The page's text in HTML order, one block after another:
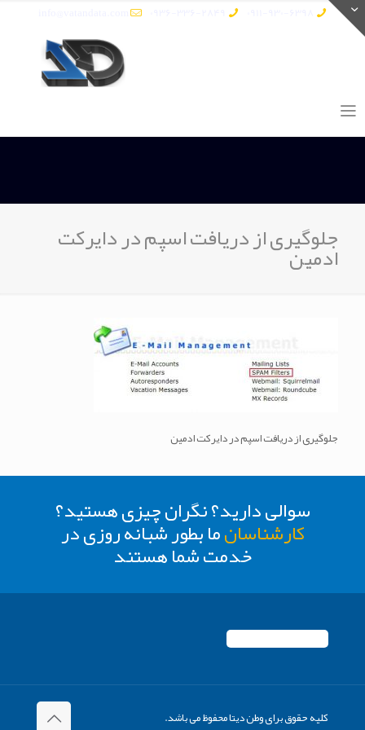
جلوگیری از دریافت اسپم در دایرکت
ادمین
جلوگیری از دریافت اسپم در دایرکت ادمین
سوالی دارید؟ نگران چیزی هستید؟
کارشناسانما بطور شبانه روزی در
خدمت شما هستند
کلیه حقوق برای وطن دیتا محفوظ می باشد.